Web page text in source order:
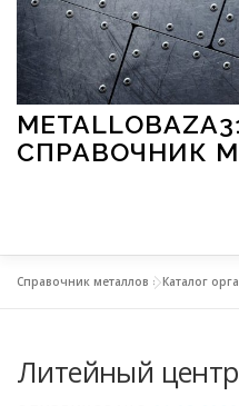
Перейти к содержимому
СПРАВОЧНИК
МЕТАЛЛЫ И
Справочник металлов »Каталог
Литейный центр